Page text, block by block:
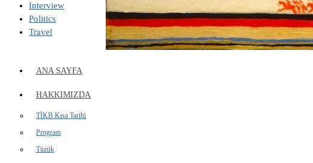
Interview
Politics
Travel
ANA SAYFA
HAKKIMIZDA
TİKB Kısa Tarihi
Program
Tüzük